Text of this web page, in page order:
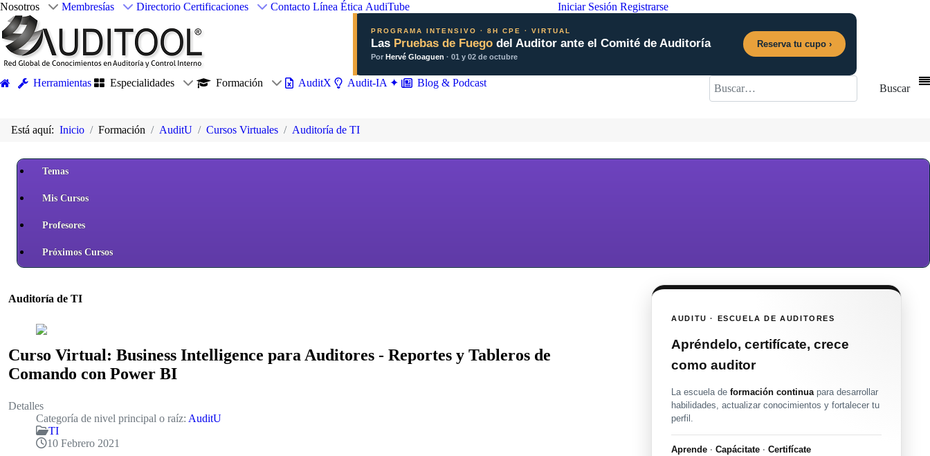
Nosotros Membresías Directorio Certificaciones Contacto Línea Ética AudiTube Iniciar Sesión Registrarse
PROGRAMA INTENSIVO · 8H CPE · VIRTUAL
Las Pruebas de Fuegodel Auditor ante el Comité de Auditoría
Por Hervé Gloaguen · 01 y 02 de octubre
Reserva tu cupo ›
Herramientas Especialidades Formación AuditX Audit-IA ✦ Blog & Podcast Buscar
Buscar
Está aquí: Inicio Formación AuditU Cursos Virtuales Auditoría de TI
Temas
Mis Cursos
Profesores
Próximos Cursos
Auditoría de TI
Curso Virtual: Business Intelligence para Auditores - Reportes y Tableros de
Comando con Power BI
Detalles
Categoría de nivel principal o raíz: AuditU
TI
10 Febrero 2021
AUDITU · ESCUELA DE AUDITORES
Apréndelo, certifícate, crece
como auditor
La escuela deformación continuapara desarrollar
habilidades, actualizar conocimientos y fortalecer tu
perfil.
Aprende · Capácitate · Certifícate